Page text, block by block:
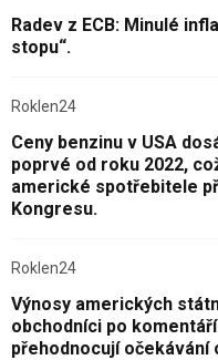
Radev z ECB: Minulé
stopu“.
Roklen24
Ceny benzinu v USA
poprvé od roku 2022,
americké spotřebitele
Kongresu.
Roklen24
Výnosy amerických
obchodníci po
přehodnocují očekávání